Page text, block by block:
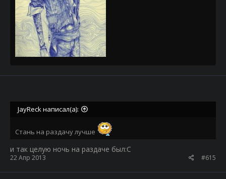
JayReck написал(а):
Стань на раздачу лучше
и так целую ночь на раздаче был:С
22 Апр 2013 #615